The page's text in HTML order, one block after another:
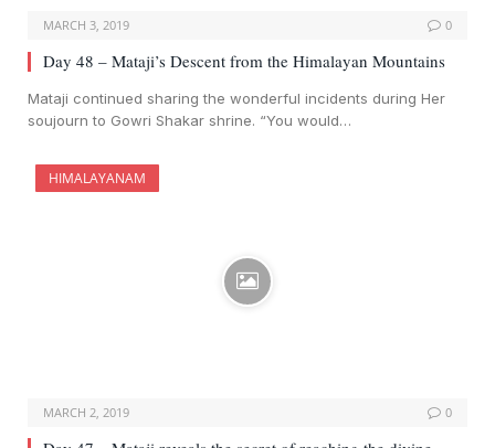
MARCH 3, 2019 0
Day 48 – Mataji’s Descent from the Himalayan Mountains
Mataji continued sharing the wonderful incidents during Her
soujourn to Gowri Shakar shrine. “You would…
HIMALAYANAM
MARCH 2, 2019 0